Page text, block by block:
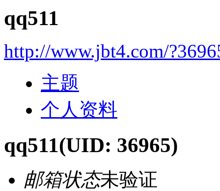
qq511
http://www.jbt4.com/
主题
个人资料
qq511(UID: 36965)
邮箱状态未验证